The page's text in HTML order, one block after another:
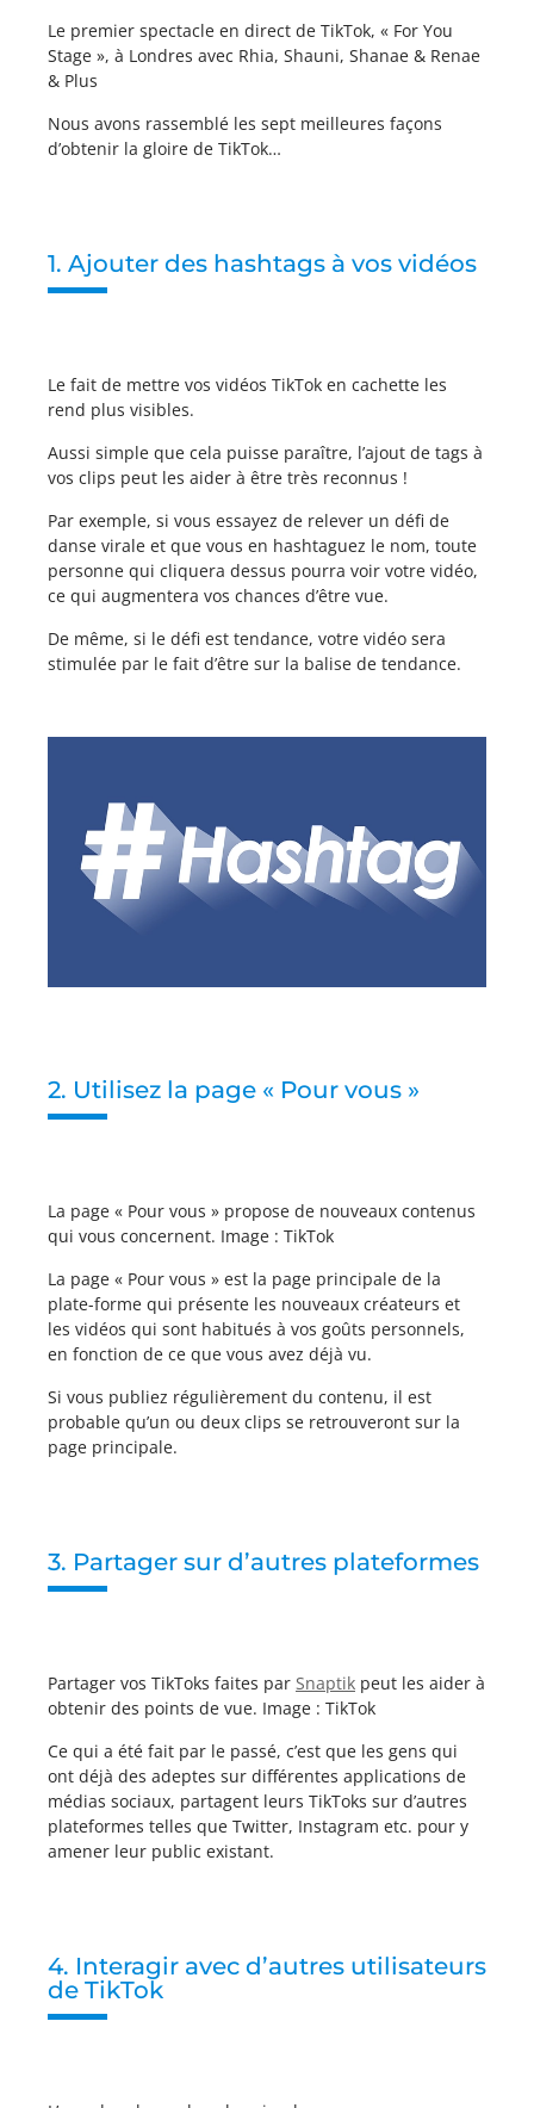
Le premier spectacle en direct de TikTok, « For You
Stage », à Londres avec Rhia, Shauni, Shanae & Renae
& Plus
Nous avons rassemblé les sept meilleures façons
d’obtenir la gloire de TikTok…
1. Ajouter des hashtags à vos vidéos
Le fait de mettre vos vidéos TikTok en cachette les
rend plus visibles.
Aussi simple que cela puisse paraître, l’ajout de tags à
vos clips peut les aider à être très reconnus !
Par exemple, si vous essayez de relever un défi de
danse virale et que vous en hashtaguez le nom, toute
personne qui cliquera dessus pourra voir votre vidéo,
ce qui augmentera vos chances d’être vue.
De même, si le défi est tendance, votre vidéo sera
stimulée par le fait d’être sur la balise de tendance.
2. Utilisez la page « Pour vous »
La page « Pour vous » propose de nouveaux contenus
qui vous concernent. Image : TikTok
La page « Pour vous » est la page principale de la
plate-forme qui présente les nouveaux créateurs et
les vidéos qui sont habitués à vos goûts personnels,
en fonction de ce que vous avez déjà vu.
Si vous publiez régulièrement du contenu, il est
probable qu’un ou deux clips se retrouveront sur la
page principale.
3. Partager sur d’autres plateformes
Partager vos TikToks faites par Snaptik peut les aider à
obtenir des points de vue. Image : TikTok
Ce qui a été fait par le passé, c’est que les gens qui
ont déjà des adeptes sur différentes applications de
médias sociaux, partagent leurs TikToks sur d’autres
plateformes telles que Twitter, Instagram etc. pour y
amener leur public existant.
4. Interagir avec d’autres utilisateurs
de TikTok